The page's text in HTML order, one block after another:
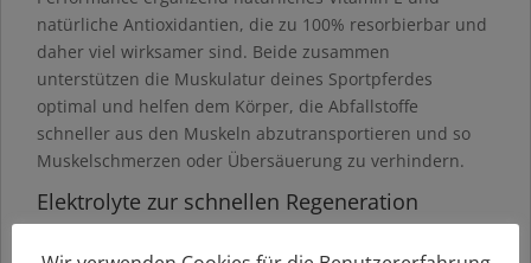
natürliche Antioxidantien, die zu 100% resorbierbar und
daher viel wirksamer sind. Beide zusammen
unterstützen die Muskulatur deines Sportpferdes
optimal und helfen dem Körper, die Abfallstoffe
schneller aus den Muskeln abzutransportieren und so
Muskelschmerzen oder Übersäuerung zu verhindern.
Elektrolyte zur schnellen Regeneration